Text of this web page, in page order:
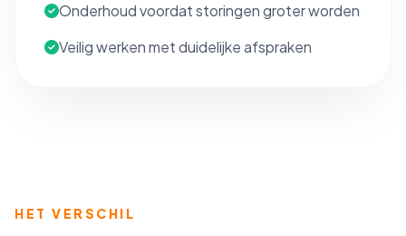
Onderhoud voordat storingen groter worden
Veilig werken met duidelijke afspraken
HET VERSCHIL